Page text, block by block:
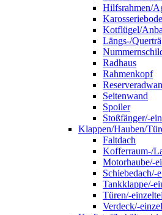
Hilfsrahmen/
Kotflügel/
Längs-/
Radhaus
Rahmenkopf
Seitenwand
Spoiler
Stoßfänger/-
Klappen/Hauben/
Faltdach
Kofferraum-/
Motorhaube/-
Schiebedach/-
Tankklappe/-
Türen/-
Verdeck/-